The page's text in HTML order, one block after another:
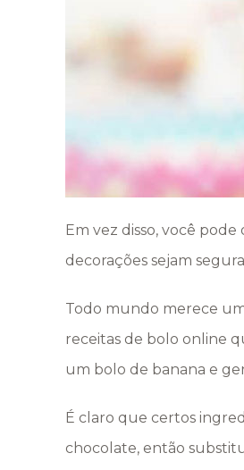
Em vez disso, você
decorações sejam
Todo mundo merece
receitas de bolo online
um bolo de banana e
É claro que certos
chocolate, então